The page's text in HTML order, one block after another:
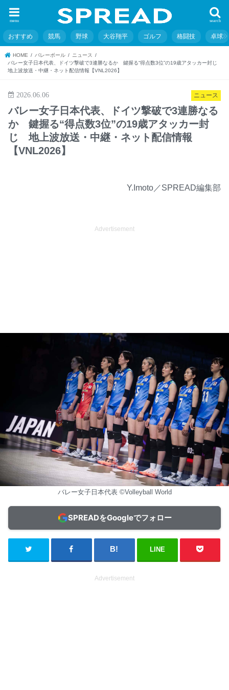
search
menu
おすすめ 競馬 野球 大谷翔平 ゴルフ 格闘技 卓球
HOME バレーボール
ニュース
バレー女子日本代表、ドイツ撃破で3連勝なるか 鍵握る“得点数3位”の19歳アタッカー封じ
地上波放送・中継・ネット配信情報【VNL2026】
ニュース
2026.06.06
バレー女子日本代表、ドイツ撃破で3連勝なる
か 鍵握る“得点数3位”の19歳アタッカー封
じ 地上波放送・中継・ネット配信情報
【VNL2026】
Y.Imoto／SPREAD編集部
Advertisement
バレー女子日本代表 ©Volleyball World
SPREADをGoogleでフォロー
LINE
Advertisement